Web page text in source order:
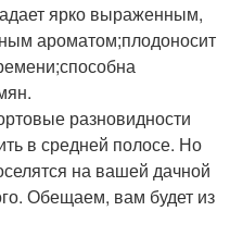
ярко выраженным,
ароматом;плодоносит
разновидности
в средней полосе. Но
на вашей дачной
Обещаем, вам будет из